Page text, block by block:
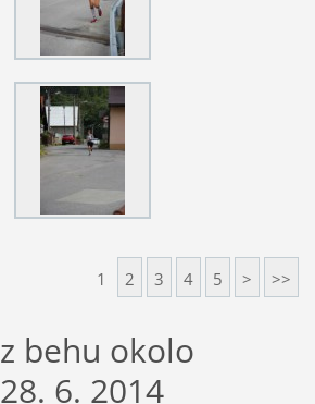
1 2 3 4 5 > >>
behu okolo
6. 2014